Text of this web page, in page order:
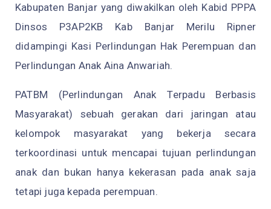
Kabupaten Banjar yang diwakilkan oleh Kabid PPPA
Dinsos P3AP2KB Kab Banjar Merilu Ripner
didampingi Kasi Perlindungan Hak Perempuan dan
Perlindungan Anak Aina Anwariah.
PATBM (Perlindungan Anak Terpadu Berbasis
Masyarakat)
sebuah gerakan dari jaringan atau
kelompok masyarakat yang bekerja secara
terkoordinasi untuk mencapai tujuan perlindungan
anak dan bukan hanya kekerasan pada anak saja
tetapi juga kepada perempuan.